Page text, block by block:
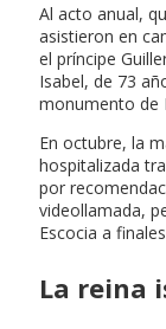
Al acto anual,
asistieron en
el príncipe
Isabel, de 73
monumento de
En octubre, la
hospitalizada
por
videollamada,
Escocia a
La reina